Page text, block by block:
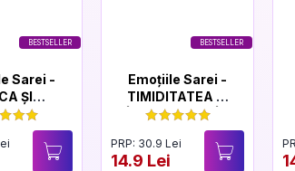
BESTSELLER
Sarei -
ȘI
BESTSELLER
Emoțiile Sarei -
TIMIDITATEA ȘI
ÎNCREDEREA ÎN
PRP: 30.9 Lei
14.9 Lei